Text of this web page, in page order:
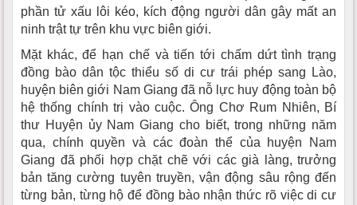
phần tử xấu lôi kéo, kích động người dân gây mất an
ninh trật tự trên khu vực biên giới.
Mặt khác, để hạn chế và tiến tới chấm dứt tình trạng
đồng bào dân tộc thiểu số di cư trái phép sang Lào,
huyện biên giới Nam Giang đã nỗ lực huy động toàn bộ
hệ thống chính trị vào cuộc. Ông Chơ Rum Nhiên, Bí
thư Huyện ủy Nam Giang cho biết, trong những năm
qua, chính quyền và các đoàn thể của huyện Nam
Giang đã phối hợp chặt chẽ với các già làng, trưởng
bản tăng cường tuyên truyền, vận động sâu rộng đến
từng bản, từng hộ để đồng bào nhận thức rõ việc di cư